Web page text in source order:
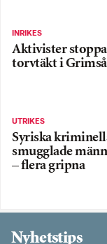
INRIKES
Aktivister
torvtäkt i
UTRIKES
Syriska
smugglade
– flera gripna
Nyhetstips